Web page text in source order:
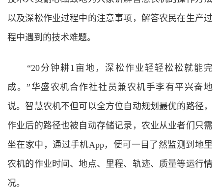
以及深松作业过程中的注意事项，解答农民在生产过
程中遇到的技术难题。
“20分钟耕1亩地，深松作业轻轻松松就能完
成。”华盛农机合作社社员兼农机手李有平兴奋地
说。智慧农机不但可以全方位自动规划最优的路径，
作业后的路径也被自动存储记录，农业从业者们只需
坐在家中，通过手机App，便可一目了然监测到地里
农机的作业时间、地点、里程、轨迹、质量等运行情
况。